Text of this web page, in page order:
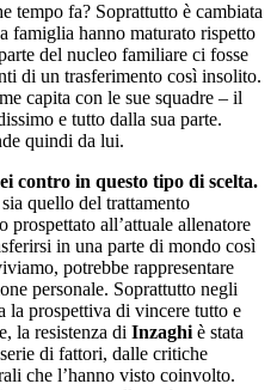
tempo fa? Soprattutto è cambiata
famiglia hanno maturato rispetto
del nucleo familiare ci fosse
di un trasferimento così insolito.
capita con le sue squadre – il
e tutto dalla sua parte.
quindi da lui.
contro in questo tipo di scelta.
quello del trattamento
prospettato all’attuale allenatore
in una parte di mondo così
potrebbe rappresentare
personale. Soprattutto negli
la prospettiva di vincere tutto e
la resistenza di Inzaghi è stata
di fattori, dalle critiche
che l’hanno visto coinvolto.